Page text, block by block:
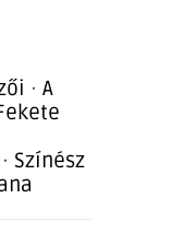
· A
· Színész